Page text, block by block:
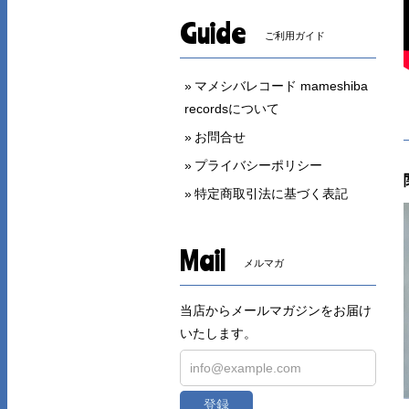
Guide ご利用ガイド
マメシバレコード mameshiba
recordsについて
お問合せ
プライバシーポリシー
特定商取引法に基づく表記
Mail メルマガ
当店からメールマガジンをお届け
いたします。
登録